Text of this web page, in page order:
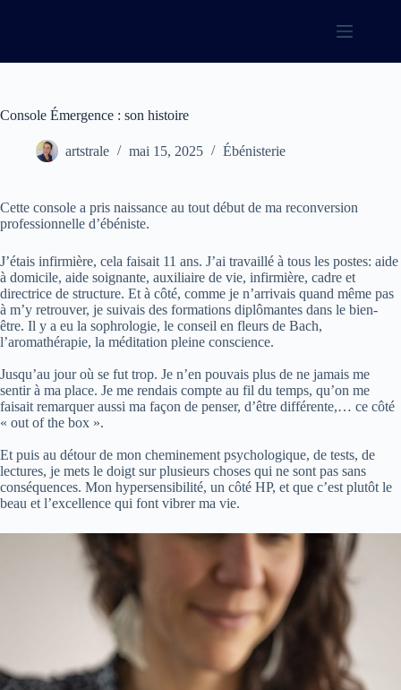
Console Émergence : son histoire
artstrale mai 15, 2025 Ébénisterie
Cette console a pris naissance au tout début de ma reconversion
professionnelle d’ébéniste.
J’étais infirmière, cela faisait 11 ans. J’ai travaillé à tous les postes: aide
à domicile, aide soignante, auxiliaire de vie, infirmière, cadre et
directrice de structure. Et à côté, comme je n’arrivais quand même pas
à m’y retrouver, je suivais des formations diplômantes dans le bien-
être. Il y a eu la sophrologie, le conseil en fleurs de Bach,
l’aromathérapie, la méditation pleine conscience.
Jusqu’au jour où se fut trop. Je n’en pouvais plus de ne jamais me
sentir à ma place. Je me rendais compte au fil du temps, qu’on me
faisait remarquer aussi ma façon de penser, d’être différente,… ce côté
« out of the box ».
Et puis au détour de mon cheminement psychologique, de tests, de
lectures, je mets le doigt sur plusieurs choses qui ne sont pas sans
conséquences. Mon hypersensibilité, un côté HP, et que c’est plutôt le
beau et l’excellence qui font vibrer ma vie.